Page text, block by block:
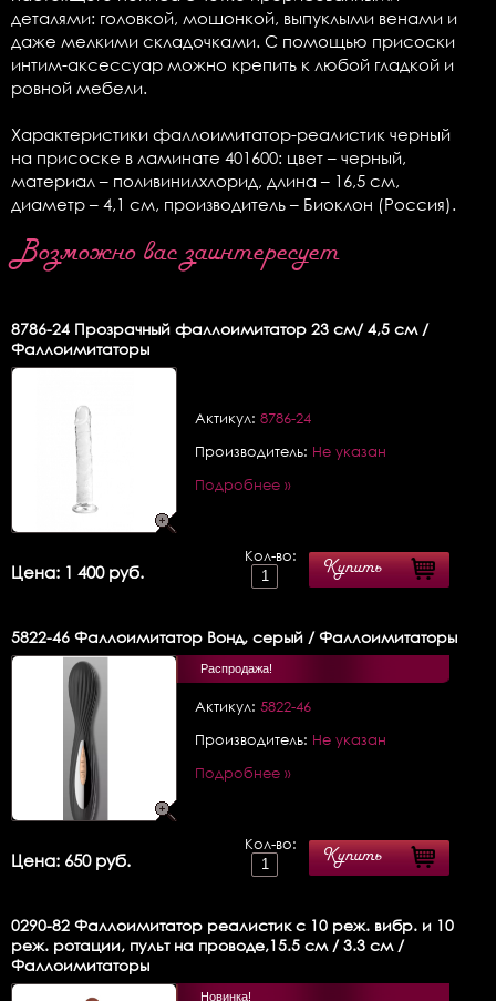
деталями: головкой, мошонкой, выпуклыми венами и
даже мелкими складочками. С помощью присоски
интим-аксессуар можно крепить к любой гладкой и
ровной мебели.
Характеристики фаллоимитатор-реалистик черный
на присоске в ламинате 401600: цвет – черный,
материал – поливинилхлорид, длина – 16,5 см,
диаметр – 4,1 см, производитель – Биоклон (Россия).
Возможно вас заинтересует
8786-24 Прозрачный фаллоимитатор 23 см/ 4,5 см /
Фаллоимитаторы
Актикул: 8786-24
Производитель: Не указан
Подробнее »
Цена: 1 400 руб.
Кол-во:
Купить
5822-46 Фаллоимитатор Вонд, серый / Фаллоимитаторы
Распродажа!
Актикул: 5822-46
Производитель: Не указан
Подробнее »
Цена: 650 руб.
Кол-во:
Купить
0290-82 Фаллоимитатор реалистик с 10 реж. вибр. и 10
реж. ротации, пульт на проводе,15.5 см / 3.3 см /
Фаллоимитаторы
Новинка!